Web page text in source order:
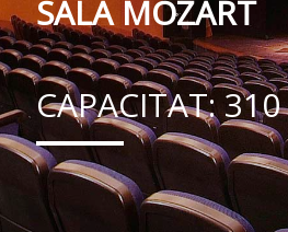
+34 971
SALA MOZART
CAPACITAT: 310